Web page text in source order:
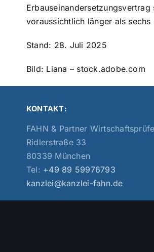
voraussichtlich länger als
Stand: 28. Juli 2025
Bild: Liana – stock.adobe.com
KONTAKT:
FAHN & Partner
Ridlerstraße 33
80339 München
Tel: +49 89 59976793
kanzlei@kanzlei-fahn.de